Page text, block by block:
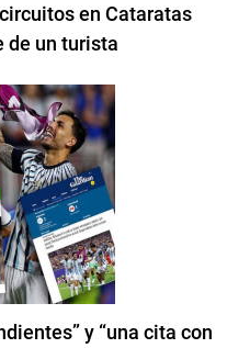
en Cataratas
de un turista
y “una cita con